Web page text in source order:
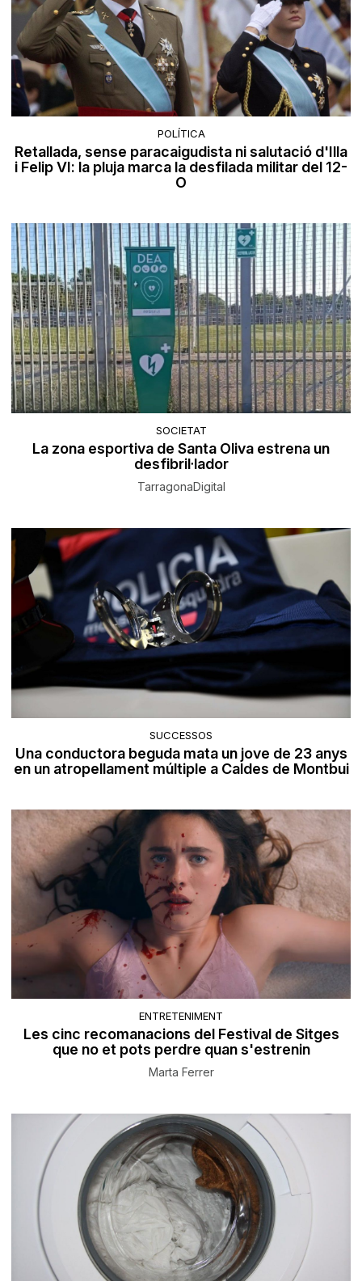
POLÍTICA
Retallada, sense paracaigudista ni salutació d'Illa
i Felip VI: la pluja marca la desfilada militar del 12-
O
SOCIETAT
La zona esportiva de Santa Oliva estrena un
desfibril·lador
TarragonaDigital
SUCCESSOS
Una conductora beguda mata un jove de 23 anys
en un atropellament múltiple a Caldes de Montbui
ENTRETENIMENT
Les cinc recomanacions del Festival de Sitges
que no et pots perdre quan s'estrenin
Marta Ferrer